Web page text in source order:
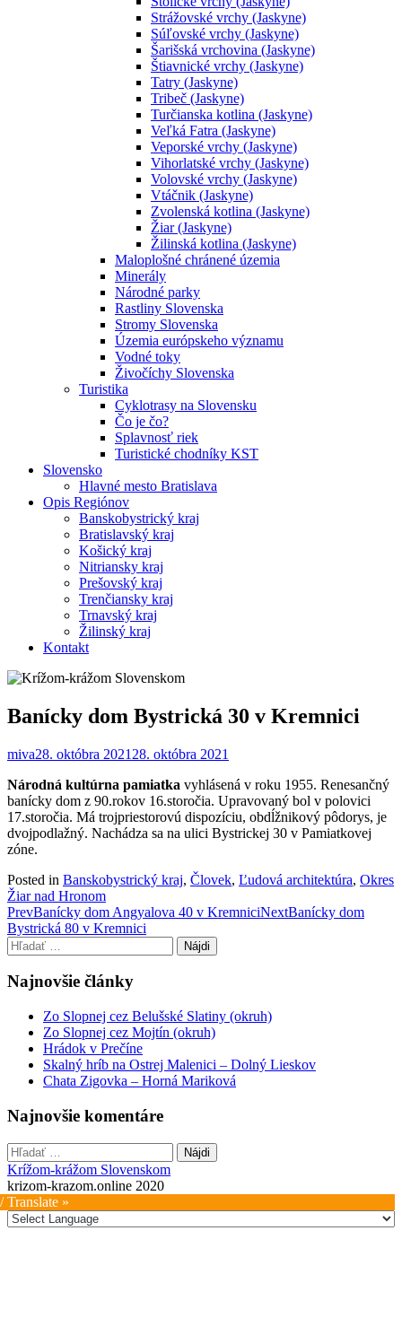
Strážovské vrchy (Jaskyne)
Súľovské vrchy (Jaskyne)
Šarišská vrchovina (Jaskyne)
Štiavnické vrchy (Jaskyne)
Tatry (Jaskyne)
Tribeč (Jaskyne)
Turčianska kotlina (Jaskyne)
Veľká Fatra (Jaskyne)
Veporské vrchy (Jaskyne)
Vihorlatské vrchy (Jaskyne)
Volovské vrchy (Jaskyne)
Vtáčnik (Jaskyne)
Zvolenská kotlina (Jaskyne)
Žiar (Jaskyne)
Žilinská kotlina (Jaskyne)
Maloplošné chránené územia
Minerály
Národné parky
Rastliny Slovenska
Stromy Slovenska
Územia európskeho významu
Vodné toky
Živočíchy Slovenska
Turistika
Cyklotrasy na Slovensku
Čo je čo?
Splavnosť riek
Turistické chodníky KST
Slovensko
Hlavné mesto Bratislava
Opis Regiónov
Banskobystrický kraj
Bratislavský kraj
Košický kraj
Nitriansky kraj
Prešovský kraj
Trenčiansky kraj
Trnavský kraj
Žilinský kraj
Kontakt
Banícky dom Bystrická 30 v Kremnici
miva28. októbra 2021 28. októbra 2021
Národná kultúrna pamiatka vyhlásená v roku 1955. Renesančný
banícky dom z 90.rokov 16.storočia. Upravovaný bol v polovici
17.storočia. Má trojpriestorovú dispozíciu, obdĺžnikový pôdorys, je
dvojpodlažný. Nachádza sa na ulici Bystrickej 30 v Pamiatkovej
zóne.
Posted in Banskobystrický kraj, Človek, Ľudová architektúra, Okres
Žiar nad Hronom
Post
navigation
PrevBanícky dom Angyalova 40 v KremniciNextBanícky dom
Bystrická 80 v Kremnici
Hľadať:
Najnovšie články
Zo Slopnej cez Belušské Slatiny (okruh)
Zo Slopnej cez Mojtín (okruh)
Hrádok v Prečíne
Skalný hríb na Ostrej Malenici – Dolný Lieskov
Chata Zigovka – Horná Mariková
Najnovšie komentáre
Hľadať:
Krížom-krážom Slovenskom
krizom-krazom.online 2020
Translate »